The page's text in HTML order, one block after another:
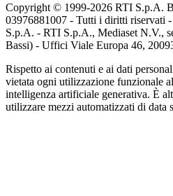
Copyright © 1999-2026 RTI S.p.A.
03976881007 - Tutti i diritti riservati
S.p.A. - RTI S.p.A., Mediaset N.V.,
Bassi) - Uffici Viale Europa 46,
Rispetto ai contenuti e ai dati
vietata ogni utilizzazione funzionale
intelligenza artificiale generativa. È
utilizzare mezzi automatizzati di data